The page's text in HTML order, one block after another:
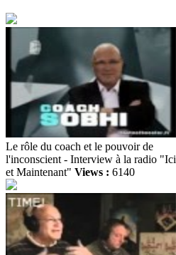
Le rôle du coach et le pouvoir de
l'inconscient - Interview à la radio "Ici
et Maintenant" Views : 6140